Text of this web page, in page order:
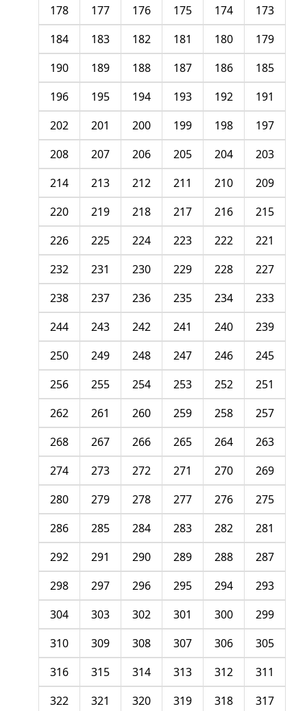
173
174
175
176
177
178
179
180
181
182
183
184
185
186
187
188
189
190
191
192
193
194
195
196
197
198
199
200
201
202
203
204
205
206
207
208
209
210
211
212
213
214
215
216
217
218
219
220
221
222
223
224
225
226
227
228
229
230
231
232
233
234
235
236
237
238
239
240
241
242
243
244
245
246
247
248
249
250
251
252
253
254
255
256
257
258
259
260
261
262
263
264
265
266
267
268
269
270
271
272
273
274
275
276
277
278
279
280
281
282
283
284
285
286
287
288
289
290
291
292
293
294
295
296
297
298
299
300
301
302
303
304
305
306
307
308
309
310
311
312
313
314
315
316
317
318
319
320
321
322